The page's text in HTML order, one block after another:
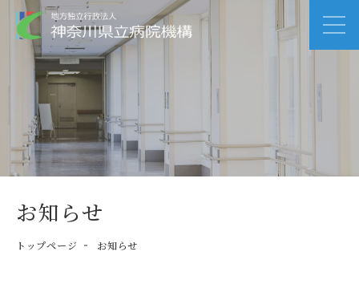
お知らせ
トップページ お知らせ